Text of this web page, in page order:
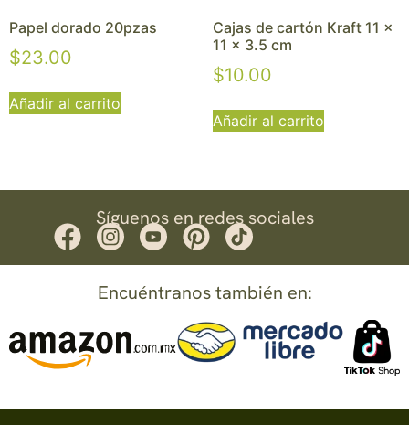
Papel dorado 20pzas
$23.00
Añadir al carrito
Cajas de cartón Kraft 11 x
11 x 3.5 cm
$10.00
Añadir al carrito
Síguenos en redes sociales
Encuéntranos también en: